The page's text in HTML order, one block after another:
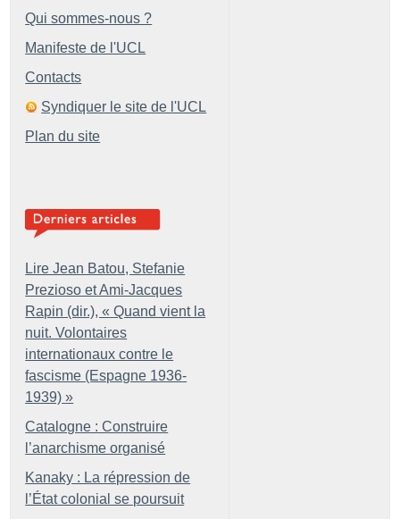
Qui sommes-nous ?
Manifeste de l'UCL
Contacts
Syndiquer le site de l'UCL
Plan du site
Lire Jean Batou, Stefanie
Prezioso et Ami-Jacques
Rapin (dir.), « Quand vient la
nuit. Volontaires
internationaux contre le
fascisme (Espagne 1936-
1939) »
Catalogne : Construire
l’anarchisme organisé
Kanaky : La répression de
l’État colonial se poursuit